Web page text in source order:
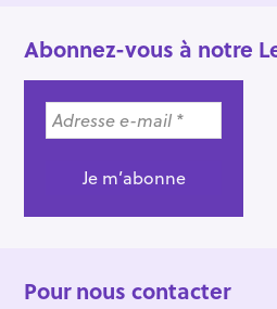
Abonnez-vous à notre
Pour nous contacter